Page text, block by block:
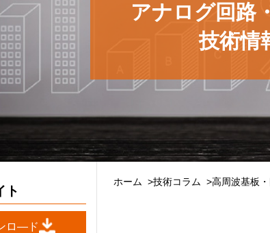
アナログ回路
技術情
ホーム 技術コラム 高周波基板
ト
ロ―ド